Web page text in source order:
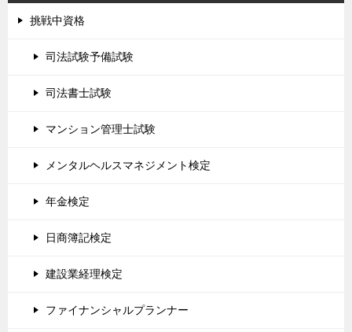
挑戦中資格
司法試験予備試験
司法書士試験
マンション管理士試験
メンタルヘルスマネジメント検定
年金検定
日商簿記検定
建設業経理検定
ファイナンシャルプランナー